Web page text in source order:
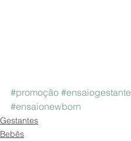
#promoção #ensaiogestante
#ensaionewborn
Gestantes
Bebês